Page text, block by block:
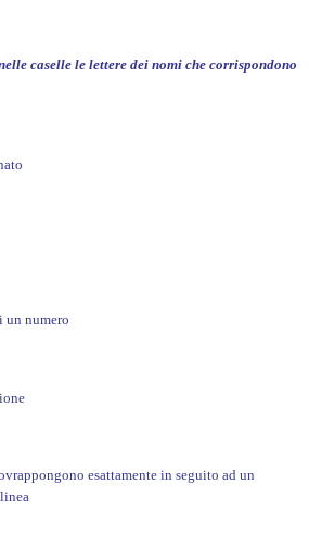
caselle le lettere dei nomi che corrispondono
numero
esattamente in seguito ad un